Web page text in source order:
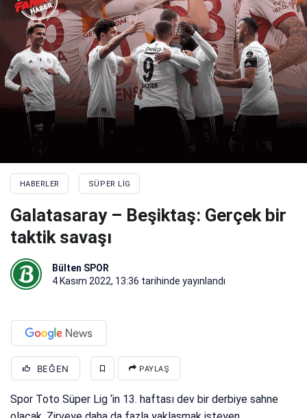
HABERLER SÜPER LIG
Galatasaray – Beşiktaş: Gerçek bir
taktik savaşı
Bülten SPOR
4 Kasım 2022, 13:36 tarihinde yayınlandı
BEĞEN PAYLAŞ
Spor Toto Süper Lig ‘in 13. haftası dev bir derbiye sahne